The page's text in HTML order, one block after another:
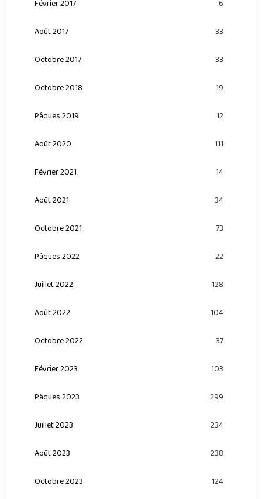
Février 2017 6
Août 2017 33
Octobre 2017 33
Octobre 2018 19
Pâques 2019 12
Août 2020 111
Février 2021 14
Août 2021 34
Octobre 2021 73
Pâques 2022 22
Juillet 2022 128
Août 2022 104
Octobre 2022 37
Février 2023 103
Pâques 2023 299
Juillet 2023 234
Août 2023 238
Octobre 2023 124